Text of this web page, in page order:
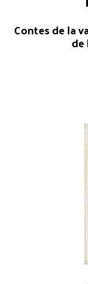
Contes de la